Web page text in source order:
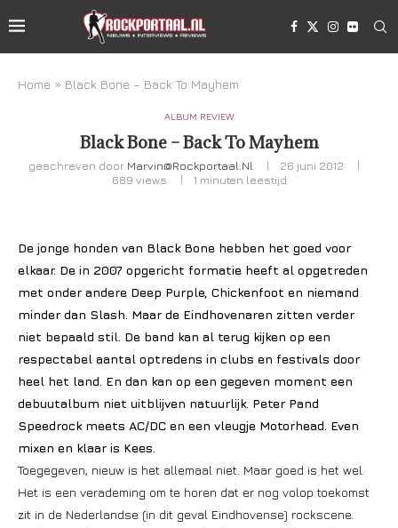
Home » Black Bone – Back To Mayhem
ALBUM REVIEW
Black Bone – Back To Mayhem
geschreven door Marvin@rockportaal.nl
26 juni 2012
689 views 1 minuten leestijd
De jonge honden van Black Bone hebben het goed voor
elkaar. De in 2007 opgericht formatie heeft al opgetreden
met onder andere Deep Purple, Chickenfoot en niemand
minder dan Slash. Maar de Eindhovenaren zitten verder
niet bepaald stil. De band kan al terug kijken op een
respectabel aantal optredens in clubs en festivals door
heel het land. En dan kan op een gegeven moment een
debuutalbum niet uitblijven natuurlijk. Peter Pand
Speedrock meets AC/DC en een vleugje Motorhead. Even
mixen en klaar is Kees.
Toegegeven, nieuw is het allemaal niet. Maar goed is het wel.
Het is een verademing om te horen dat er nog volop toekomst
zit in de Nederlandse (in dit geval Eindhovense) rockscene.